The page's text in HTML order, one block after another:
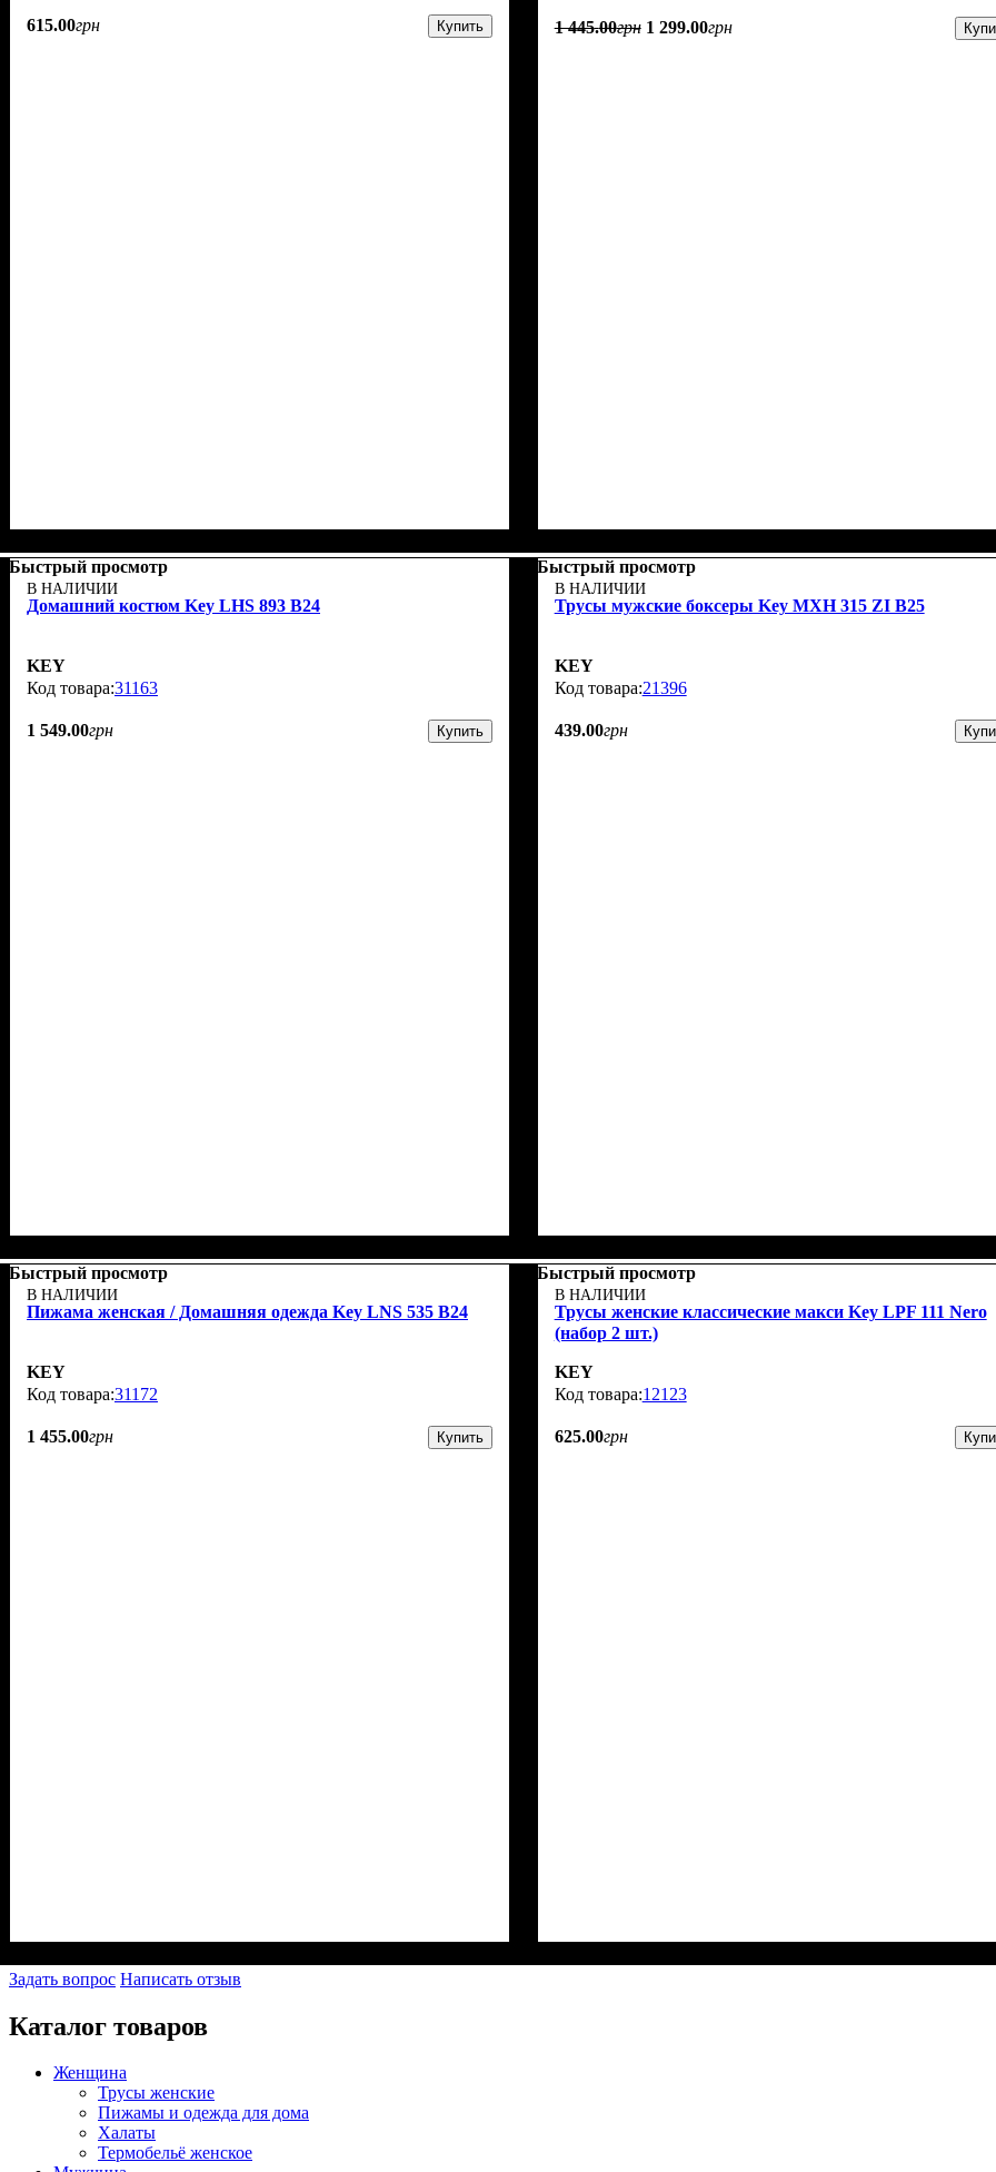
615.00грн Купить 1 445.00грн 1 299.00грн
Быстрый просмотр
В НАЛИЧИИ
Домашний костюм Key LHS 893 B24
KEY
31163
1 549.00грн Купить
Быстрый просмотр
В НАЛИЧИИ
Трусы мужские боксеры Key MXH 315 ZI B25
KEY
21396
439.00грн
Быстрый просмотр
В НАЛИЧИИ
Пижама женская / Домашняя одежда Key LNS 535 B24
KEY
31172
1 455.00грн Купить
Быстрый просмотр
В НАЛИЧИИ
Трусы женские классические макси Key LPF 111 Nero
(набор 2 шт.)
KEY
12123
625.00грн
Задать вопрос Написать отзыв
Каталог товаров
Женщина
Трусы женские
Пижамы и одежда для дома
Халаты
Термобельё женское